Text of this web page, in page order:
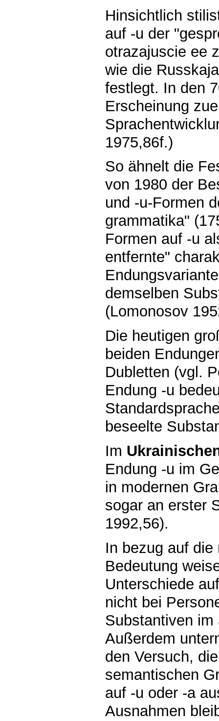
Hinsichtlich
auf -u der
otrazajuscie ee
wie die
festlegt. In den
Erscheinung
1975,86f.)
So ähnelt die
von 1980 der
und -u-Formen
grammatika"
Formen auf -u
entfernte"
demselben
(Lomonosov
Die heutigen
beiden
Dubletten (vgl.
Endung -u
beseelte
Im
Endung -u im
in modernen
sogar an erster
1992,56).
In bezug auf
Bedeutung
Unterschiede
nicht bei
Substantiven
Außerdem
den Versuch,
semantischen
auf -u oder -a
Ausnahmen